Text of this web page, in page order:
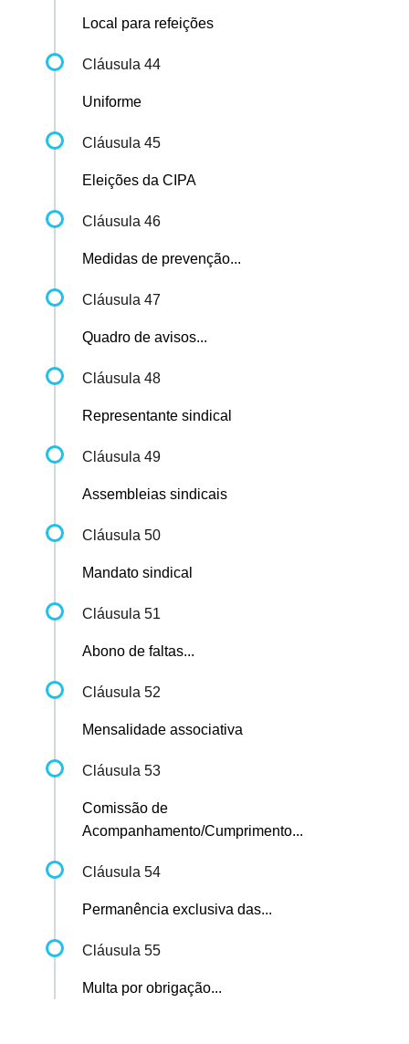
Local para refeições
Cláusula 44
Uniforme
Cláusula 45
Eleições da CIPA
Cláusula 46
Medidas de prevenção...
Cláusula 47
Quadro de avisos...
Cláusula 48
Representante sindical
Cláusula 49
Assembleias sindicais
Cláusula 50
Mandato sindical
Cláusula 51
Abono de faltas...
Cláusula 52
Mensalidade associativa
Cláusula 53
Comissão de
Acompanhamento/Cumprimento...
Cláusula 54
Permanência exclusiva das...
Cláusula 55
Multa por obrigação...